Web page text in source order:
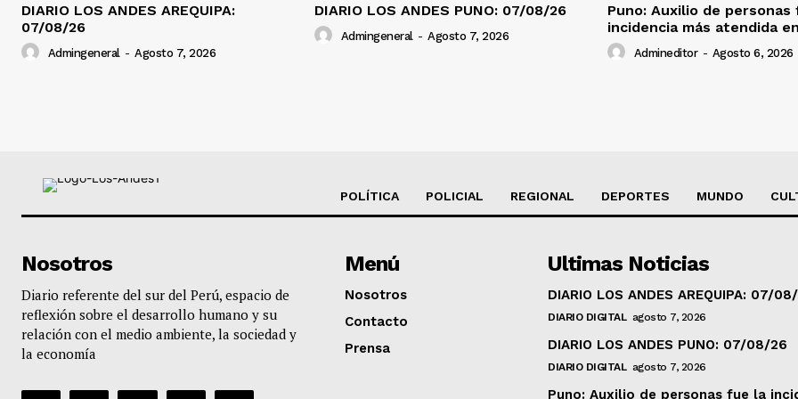
DIARIO LOS ANDES AREQUIPA:
07/08/26
Admingeneral - Agosto 7, 2026
DIARIO LOS ANDES PUNO: 07/08/26
Admingeneral - Agosto 7, 2026
Puno: Auxilio de personas
incidencia más atendida
Admineditor - Agosto 6, 2026
POLÍTICA POLICIAL REGIONAL DEPORTES MUNDO
Nosotros
Diario referente del sur del Perú, espacio de
reflexión sobre el desarrollo humano y su
relación con el medio ambiente, la sociedad y
la economía
Menú
Nosotros
Contacto
Prensa
Ultimas Noticias
DIARIO LOS ANDES AREQUIPA: 07/
DIARIO DIGITAL agosto 7, 2026
DIARIO LOS ANDES PUNO: 07/08/26
DIARIO DIGITAL agosto 7, 2026
Puno: Auxilio de personas fue la